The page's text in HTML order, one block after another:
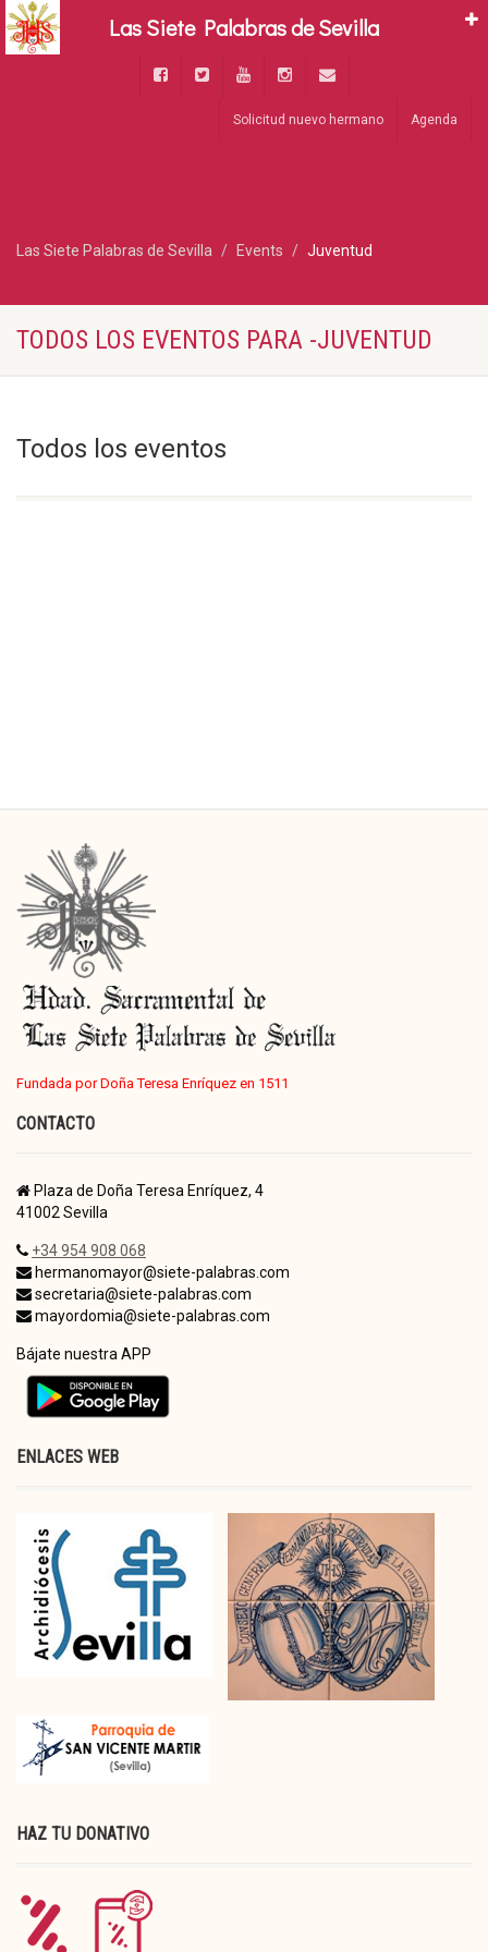
Solicitud nuevo hermano Agenda
Las Siete Palabras de Sevilla Events Juventud
TODOS LOS EVENTOS PARA -JUVENTUD
Todos los eventos
Fundada por Doña Teresa Enríquez en 1511
CONTACTO
Plaza de Doña Teresa Enríquez, 4
41002 Sevilla
+34 954 908 068
hermanomayor@siete-palabras.com
secretaria@siete-palabras.com
mayordomia@siete-palabras.com
Bájate nuestra APP
ENLACES WEB
HAZ TU DONATIVO
Las Siete Palabras de Sevilla